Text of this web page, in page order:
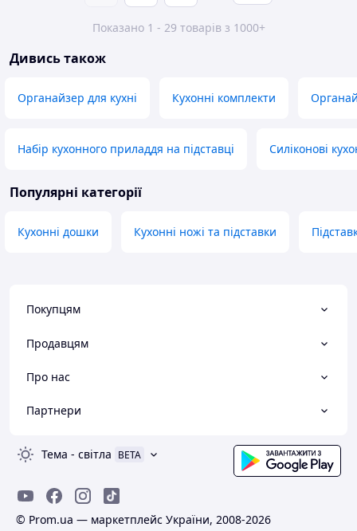
Показано 1 - 29 товарів з 1000+
Дивись також
Органайзер для кухні Кухонні комплекти
Набір кухонного приладдя на підставці Силіконові
Популярні категорії
Кухонні дошки Кухонні ножі та підставки
Покупцям
Продавцям
Про нас
Партнери
Тема - світла BETA
© Prom.ua — маркетплейс України, 2008-2026